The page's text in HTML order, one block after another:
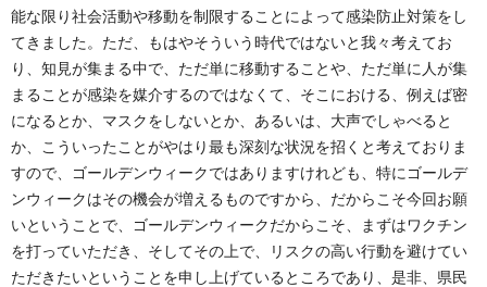
能な限り社会活動や移動を制限することによって感染防止対策をし
てきました。ただ、もはやそういう時代ではないと我々考えてお
り、知見が集まる中で、ただ単に移動することや、ただ単に人が集
まることが感染を媒介するのではなくて、そこにおける、例えば密
になるとか、マスクをしないとか、あるいは、大声でしゃべると
か、こういったことがやはり最も深刻な状況を招くと考えておりま
すので、ゴールデンウィークではありますけれども、特にゴールデ
ンウィークはその機会が増えるものですから、だからこそ今回お願
いということで、ゴールデンウィークだからこそ、まずはワクチン
を打っていただき、そしてその上で、リスクの高い行動を避けてい
ただきたいということを申し上げているところであり、是非、県民